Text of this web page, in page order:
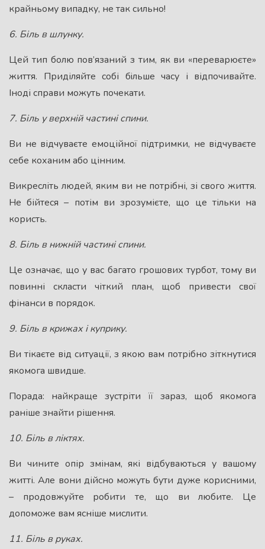
крайньому випадку, не так сильно!
6. Бiль в шлунку.
Цей тип болю пов’язаний з тим, як ви «переварюєте»
життя. Приділяйте собі бiльше часу і відпочивайте.
Іноді справи можуть почекати.
7. Бiль у верхній частині спини.
Ви не відчуваєте емоційної підтримки, не відчуваєте
себе коханим або цінним.
Викресліть людей, яким ви не потрібні, зі свого життя.
Не бійтеся – потім ви зрозумієте, що це тільки на
користь.
8. Бiль в нижній частині спини.
Це означає, що у вас багато грошових турбот, тому ви
повинні скласти чіткий план, щоб привести свої
фінанси в порядок.
9. Бiль в крижах і куприку.
Ви тікаєте від ситуації, з якою вам потрібно зіткнутися
якомога швидше.
Порада: найкраще зустріти її зараз, щоб якомога
раніше знайти рішення.
10. Бiль в ліктях.
Ви чините опір змінам, які відбуваються у вашому
житті. Але вони дійсно можуть бути дуже корисними,
– продовжуйте робити те, що ви любите. Це
допоможе вам ясніше мислити.
11. Бiль в руках.